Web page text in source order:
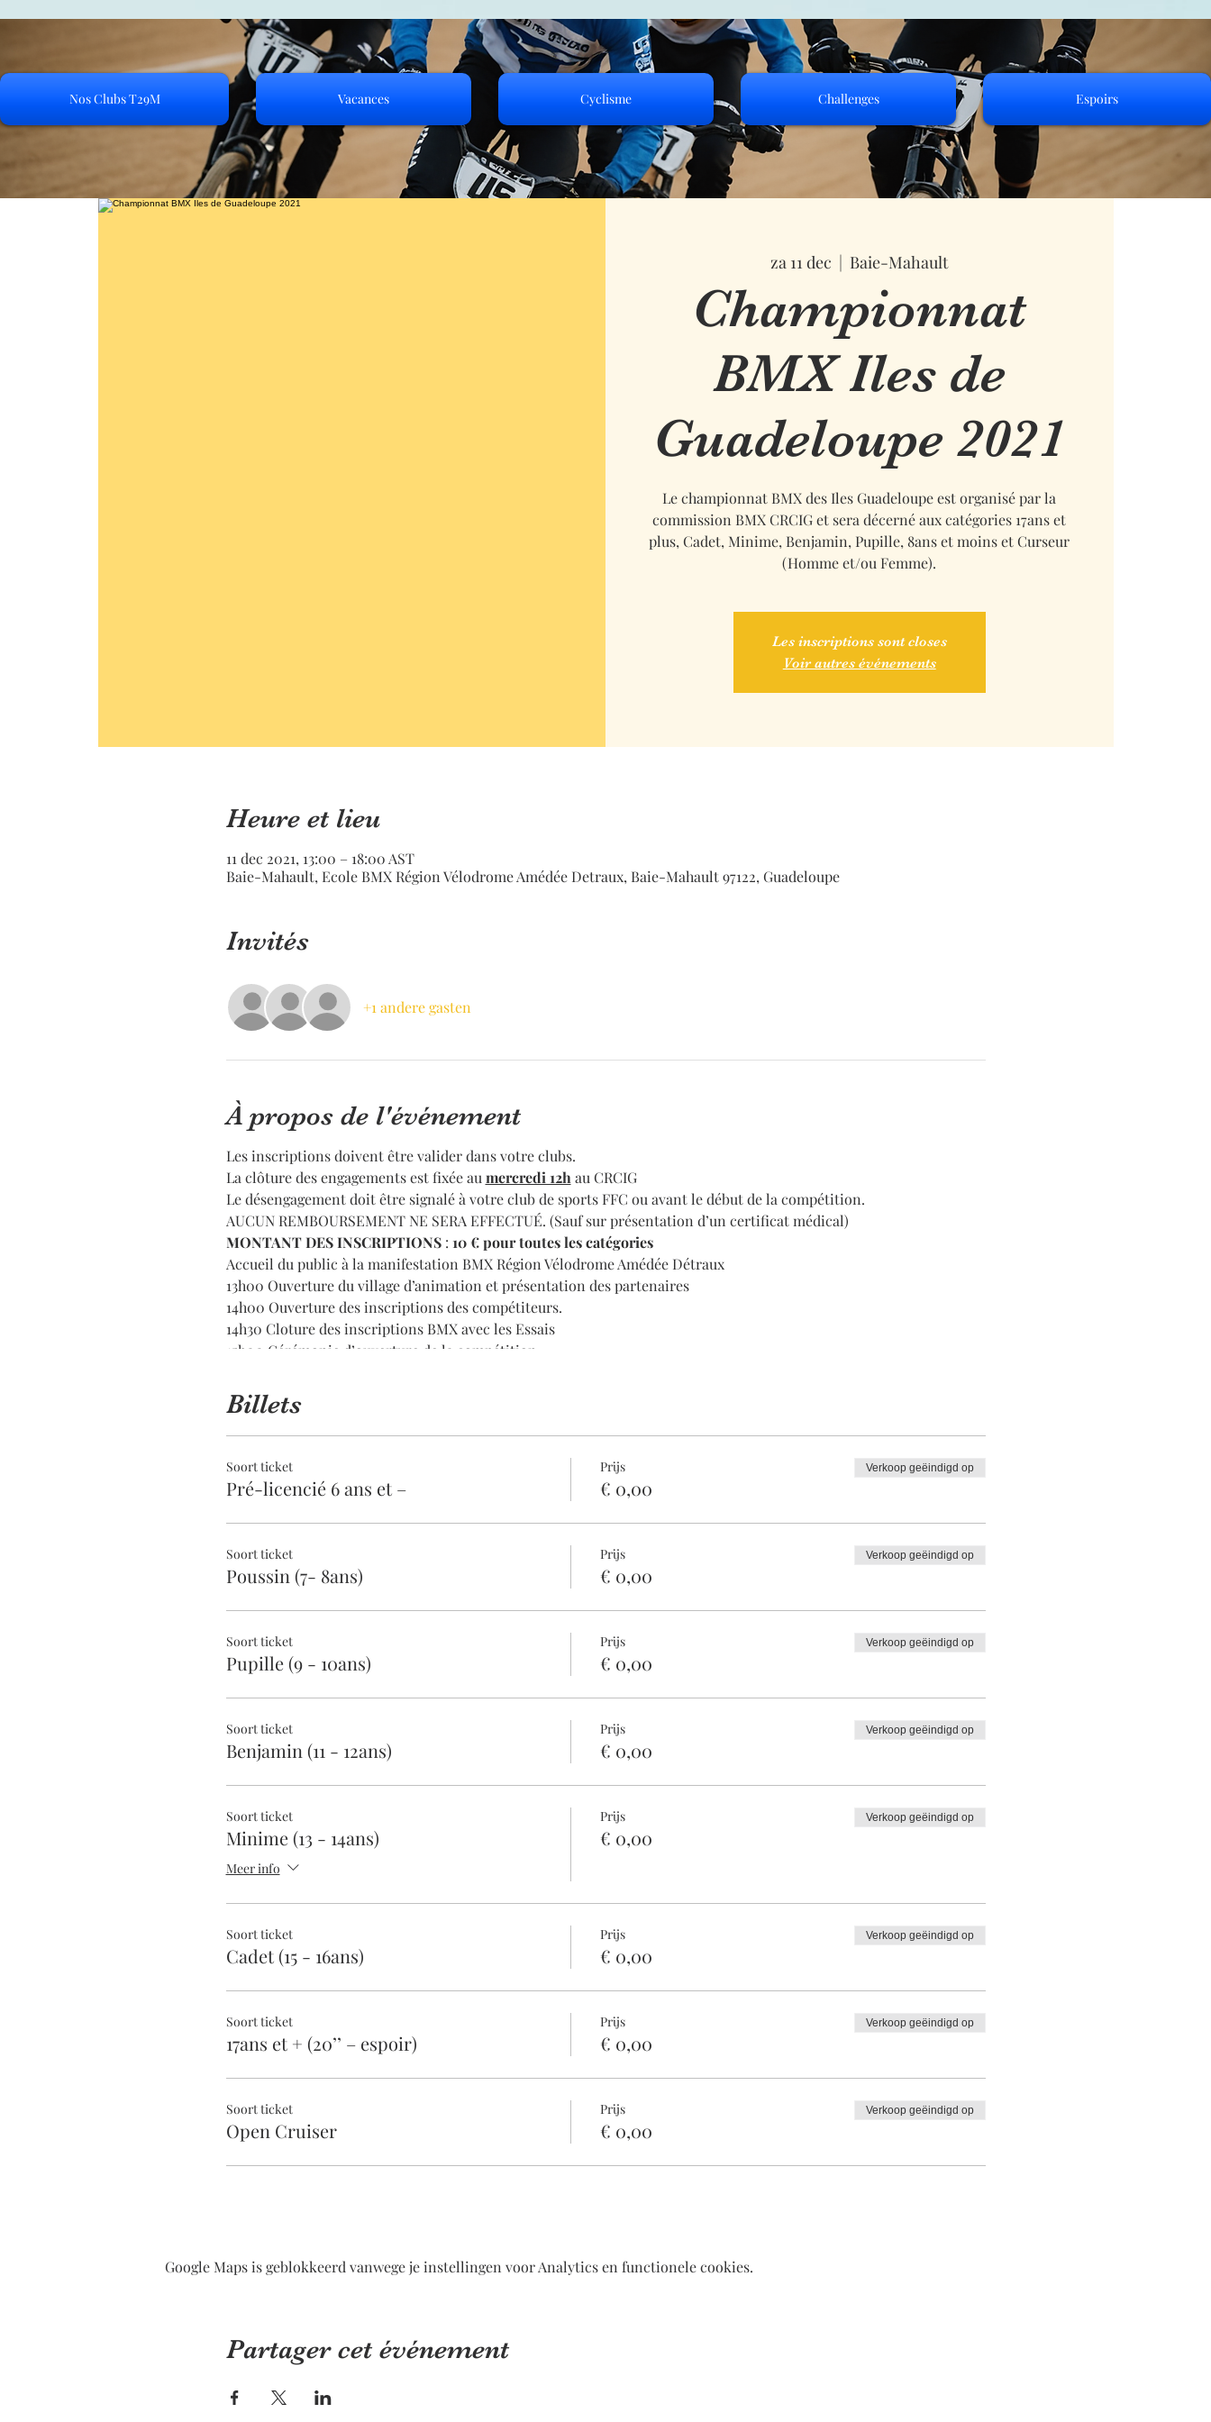
Nos Clubs T29M Vacances Cyclisme Challenges Espoirs
za 11 dec
  |
Baie-Mahault
Championnat
BMX Iles de
Guadeloupe 2021
Le championnat BMX des Iles Guadeloupe est organisé par la
commission BMX CRCIG et sera décerné aux catégories 17ans et
plus, Cadet, Minime, Benjamin, Pupille, 8ans et moins et Curseur
(Homme et/ou Femme).
Les inscriptions sont closes
Voir autres événements
Heure et lieu
11 dec 2021, 13:00 – 18:00 AST
Baie-Mahault, Ecole BMX Région Vélodrome Amédée Detraux, Baie-Mahault 97122, Guadeloupe
Invités
+1 andere gasten
À propos de l'événement
Les inscriptions doivent être valider dans votre clubs.
La clôture des engagements est fixée au mercredi 12h au CRCIG
Le désengagement doit être signalé à votre club de sports FFC ou avant le début de la compétition.
AUCUN REMBOURSEMENT NE SERA EFFECTUÉ. (Sauf sur présentation d’un certificat médical)
MONTANT DES INSCRIPTIONS: 10 € pour toutes les catégories
Accueil du public à la manifestation BMX Région Vélodrome Amédée Détraux
13h00 Ouverture du village d’animation et présentation des partenaires
14h00 Ouverture des inscriptions des compétiteurs.
14h30 Cloture des inscriptions BMX avec les Essais
15h00 Cérémonie d’ouverture de la compétition
16h30 Finales
17h00 Remise des récompenses
18h00 Clôture de la manifestation.
Billets
Soort ticket
Pré-licencié 6 ans et –
Prijs
€ 0,00
Verkoop geëindigd op
Soort ticket
Poussin (7- 8ans)
Prijs
€ 0,00
Verkoop geëindigd op
Soort ticket
Pupille (9 - 10ans)
Prijs
€ 0,00
Verkoop geëindigd op
Soort ticket
Benjamin (11 - 12ans)
Prijs
€ 0,00
Verkoop geëindigd op
Soort ticket
Minime (13 - 14ans)
Meer info
Prijs
€ 0,00
Verkoop geëindigd op
Soort ticket
Cadet (15 - 16ans)
Prijs
€ 0,00
Verkoop geëindigd op
Soort ticket
17ans et + (20’’ – espoir)
Prijs
€ 0,00
Verkoop geëindigd op
Soort ticket
Open Cruiser
Prijs
€ 0,00
Verkoop geëindigd op
Google Maps is geblokkeerd vanwege je instellingen voor Analytics en functionele cookies.
Partager cet événement